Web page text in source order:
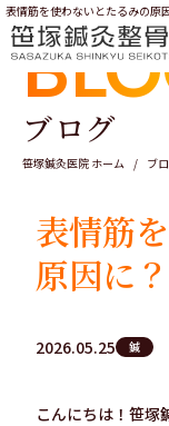
表情筋を使わないとたるみの原
ブログ
笹塚鍼灸医院 ホーム ブ
表情筋
原因に？
2026.05.25 鍼
こんにちは！笹塚